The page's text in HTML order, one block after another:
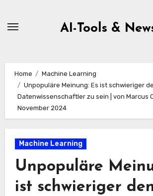
AI-Tools &
Home
Machine Learning
Unpopuläre Meinung: Es ist schwieriger
Datenwissenschaftler zu sein | von Marcus
November 2024
Machine Learning
Unpopuläre
ist schwieriger